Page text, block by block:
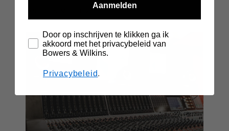
Aanmelden
Door op inschrijven te klikken ga ik
akkoord met het privacybeleid van
Bowers & Wilkins.
Privacybeleid.